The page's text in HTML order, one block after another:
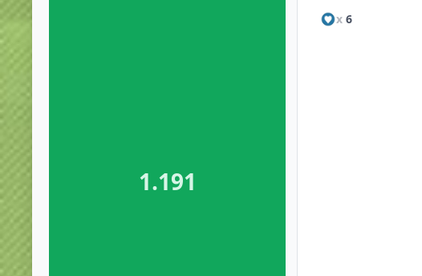
1.191
x 6